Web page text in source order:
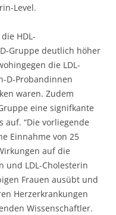
Level.
HDL-
Gruppe deutlich höher
die LDL-
D-Probandinnen
waren. Zudem
eine signifkante
“Die vorliegende
Einnahme von 25
auf die
und LDL-Cholesterin
Frauen ausübt und
Herzerkrankungen
Wissenschaftler.